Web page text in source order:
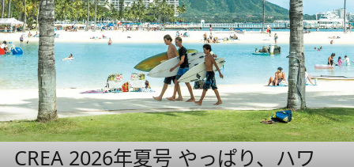
CREA 2026年夏号 やっぱり、ハワ